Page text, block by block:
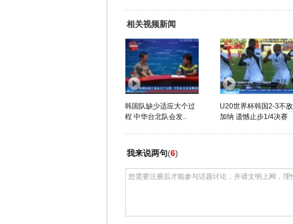
相关视频新闻
韩国队缺少适应大个过
程 中华台北队会发..
U20世界杯韩国2-3不敌
加纳 遗憾止步1/4决赛
我来说两句(6)